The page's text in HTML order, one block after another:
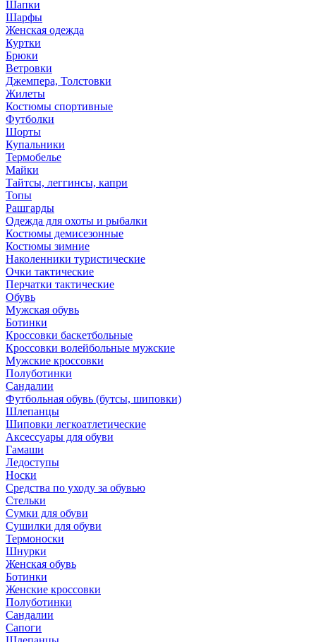
Шапки
Шарфы
Женская одежда
Куртки
Брюки
Ветровки
Джемпера, Толстовки
Жилеты
Костюмы спортивные
Футболки
Шорты
Купальники
Термобелье
Майки
Тайтсы, леггинсы, капри
Топы
Рашгарды
Одежда для охоты и рыбалки
Костюмы демисезонные
Костюмы зимние
Наколенники туристические
Очки тактические
Перчатки тактические
Обувь
Мужская обувь
Ботинки
Кроссовки баскетбольные
Кроссовки волейбольные мужские
Мужские кроссовки
Полуботинки
Сандалии
Футбольная обувь (бутсы, шиповки)
Шлепанцы
Шиповки легкоатлетические
Аксессуары для обуви
Гамаши
Ледоступы
Носки
Средства по уходу за обувью
Стельки
Сумки для обуви
Сушилки для обуви
Термоноски
Шнурки
Женская обувь
Ботинки
Женские кроссовки
Полуботинки
Сандалии
Сапоги